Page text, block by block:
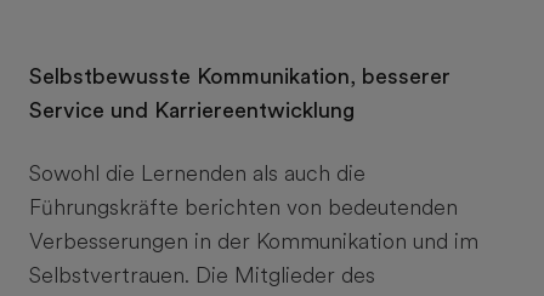
Selbstbewusste Kommunikation, besserer
Service und Karriereentwicklung
Sowohl die Lernenden als auch die
Führungskräfte berichten von bedeutenden
Verbesserungen in der Kommunikation und im
Selbstvertrauen. Die Mitglieder des